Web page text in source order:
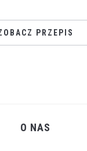
PRZEPIS
O NAS